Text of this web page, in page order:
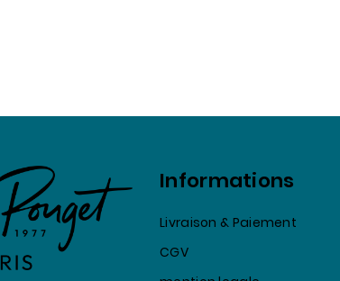
Informations
Livraison & Paiement
CGV